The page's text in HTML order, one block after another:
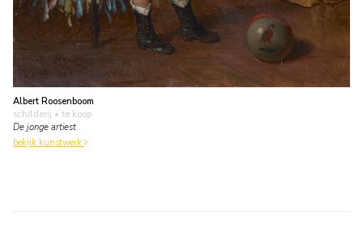
Albert Roosenboom
schilderij • te koop
De jonge artiest
bekijk kunstwerk